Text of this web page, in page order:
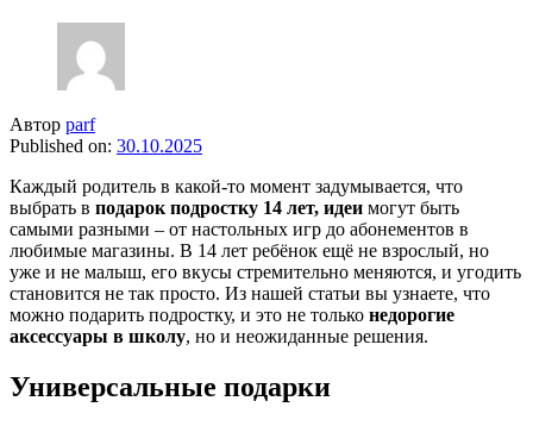
Автор parf
Published on: 30.10.2025
Каждый родитель в какой-то момент задумывается, что
выбрать в подарок подростку 14 лет, идеи могут быть
самыми разными – от настольных игр до абонементов в
любимые магазины. В 14 лет ребёнок ещё не взрослый, но
уже и не малыш, его вкусы стремительно меняются, и угодить
становится не так просто. Из нашей статьи вы узнаете, что
можно подарить подростку, и это не только недорогие
аксессуары в школу, но и неожиданные решения.
Универсальные подарки